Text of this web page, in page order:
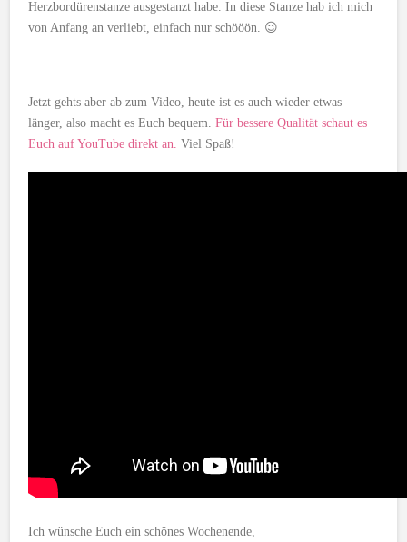
Herzbordürenstanze ausgestanzt habe. In diese Stanze hab ich mich
von Anfang an verliebt, einfach nur schööön. 😉
Jetzt gehts aber ab zum Video, heute ist es auch wieder etwas
länger, also macht es Euch bequem.Für bessere Qualität schaut es
Euch auf YouTube direkt an. Viel Spaß!
Ich wünsche Euch ein schönes Wochenende,